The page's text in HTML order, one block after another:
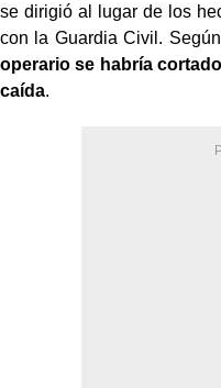
se dirigió al lugar de los
con la Guardia Civil.
operario se habría
caída.